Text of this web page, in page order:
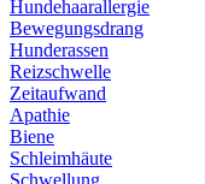
Hundehaarallergie
Bewegungsdrang
Hunderassen
Reizschwelle
Zeitaufwand
Apathie
Biene
Schleimhäute
Schwellung